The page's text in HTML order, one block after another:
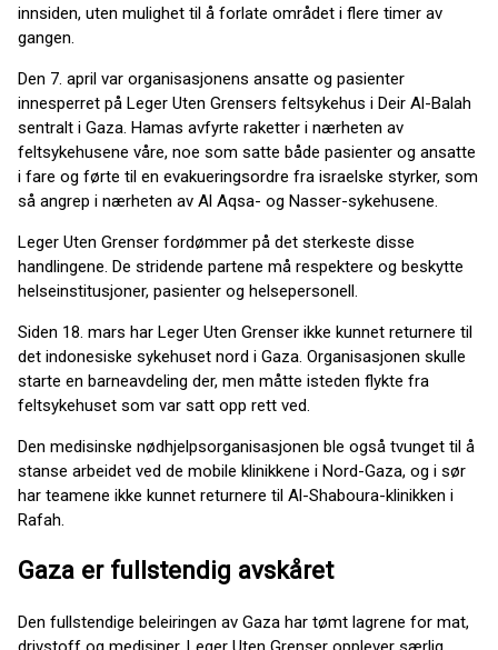
innsiden, uten mulighet til å forlate området i flere timer av
gangen.
Den 7. april var organisasjonens ansatte og pasienter
innesperret på Leger Uten Grensers feltsykehus i Deir Al-Balah
sentralt i Gaza. Hamas avfyrte raketter i nærheten av
feltsykehusene våre, noe som satte både pasienter og ansatte
i fare og førte til en evakueringsordre fra israelske styrker, som
så angrep i nærheten av Al Aqsa- og Nasser-sykehusene.
Leger Uten Grenser fordømmer på det sterkeste disse
handlingene. De stridende partene må respektere og beskytte
helseinstitusjoner, pasienter og helsepersonell.
Siden 18. mars har Leger Uten Grenser ikke kunnet returnere til
det indonesiske sykehuset nord i Gaza. Organisasjonen skulle
starte en barneavdeling der, men måtte isteden flykte fra
feltsykehuset som var satt opp rett ved.
Den medisinske nødhjelpsorganisasjonen ble også tvunget til å
stanse arbeidet ved de mobile klinikkene i Nord-Gaza, og i sør
har teamene ikke kunnet returnere til Al-Shaboura-klinikken i
Rafah.
Gaza er fullstendig avskåret
Den fullstendige beleiringen av Gaza har tømt lagrene for mat,